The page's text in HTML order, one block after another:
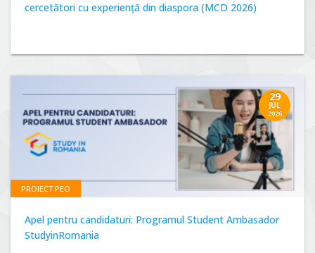
cercetători cu experiență din diaspora (MCD 2026)
29
JUL
2026
PROIECT PEO
Apel pentru candidaturi: Programul Student Ambasador
StudyinRomania